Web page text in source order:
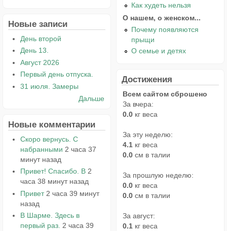
Новые записи
День второй
День 13.
Август 2026
Первый день отпуска.
31 июля. Замеры
Дальше
Новые комментарии
Скоро вернусь. С
набранными 2 часа 37
минут назад
Привет! Спасибо. В 2
часа 38 минут назад
Привет 2 часа 39 минут
назад
В Шарме. Здесь в
первый раз. 2 часа 39
Как худеть нельзя
О нашем, о женском...
Почему появляются
прыщи
О семье и детях
Достижения
Всем сайтом сброшено
За вчера:
0.0 кг веса
За эту неделю:
4.1 кг веса
0.0 см в талии
За прошлую неделю:
0.0 кг веса
0.0 см в талии
За август:
0.1 кг веса